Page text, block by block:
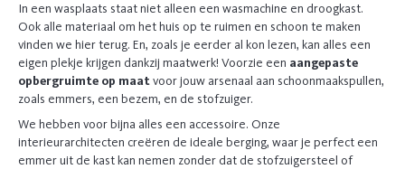
In een wasplaats staat niet alleen een wasmachine en droogkast.
Ook alle materiaal om het huis op te ruimen en schoon te maken
vinden we hier terug. En, zoals je eerder al kon lezen, kan alles een
eigen plekje krijgen dankzij maatwerk! Voorzie een aangepaste
opbergruimte op maatvoor jouw arsenaal aan schoonmaakspullen,
zoals emmers, een bezem, en de stofzuiger.
We hebben voor bijna alles een accessoire. Onze
interieurarchitecten creëren de ideale berging, waar je perfect een
emmer uit de kast kan nemen zonder dat de stofzuigersteel of